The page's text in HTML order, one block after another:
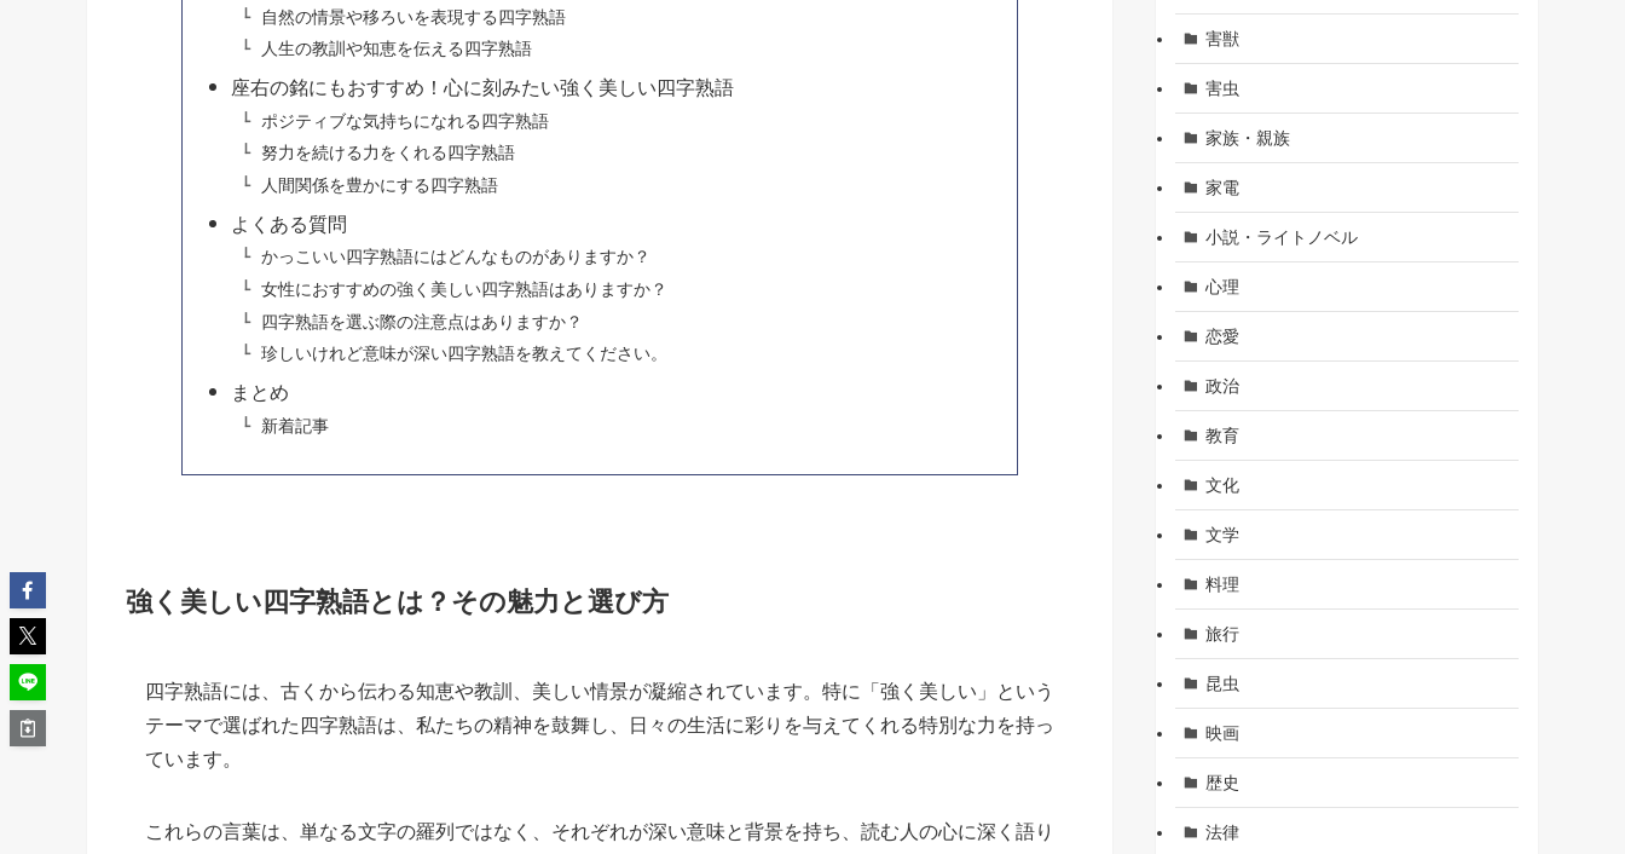
自然の情景や移ろいを表現する四字熟語
人生の教訓や知恵を伝える四字熟語
座右の銘にもおすすめ！心に刻みたい強く美しい四字熟語
ポジティブな気持ちになれる四字熟語
努力を続ける力をくれる四字熟語
人間関係を豊かにする四字熟語
よくある質問
かっこいい四字熟語にはどんなものがありますか？
女性におすすめの強く美しい四字熟語はありますか？
四字熟語を選ぶ際の注意点はありますか？
珍しいけれど意味が深い四字熟語を教えてください。
まとめ
新着記事
強く美しい四字熟語とは？その魅力と選び方
四字熟語には、古くから伝わる知恵や教訓、美しい情景が凝縮されています。特に「強く美しい」という
テーマで選ばれた四字熟語は、私たちの精神を鼓舞し、日々の生活に彩りを与えてくれる特別な力を持っ
ています。
これらの言葉は、単なる文字の羅列ではなく、それぞれが深い意味と背景を持ち、読む人の心に深く語り
害獣
害虫
家族・親族
家電
小説・ライトノベル
心理
恋愛
政治
教育
文化
文学
料理
旅行
昆虫
映画
歴史
法律